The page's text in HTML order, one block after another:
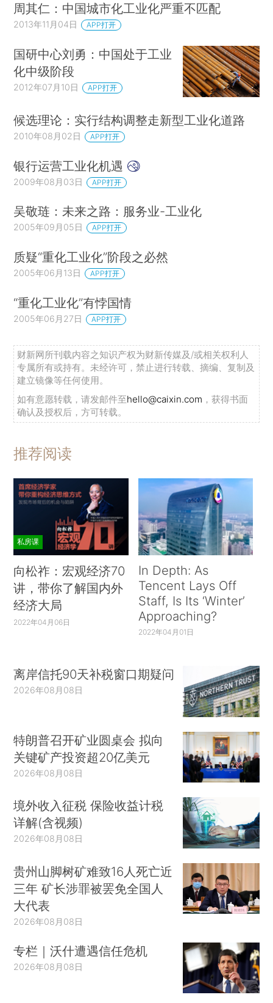
周其仁：中国城市化工业化严重不匹配
2013年11月04日 APP打开
国研中心刘勇：中国处于工业
化中级阶段
2012年07月10日 APP打开
候选理论：实行结构调整走新型工业化道路
2010年08月02日 APP打开
银行运营工业化机遇
2009年08月03日 APP打开
吴敬琏：未来之路：服务业-工业化
2005年09月05日 APP打开
质疑“重化工业化”阶段之必然
2005年06月13日 APP打开
“重化工业化”有悖国情
2005年06月27日 APP打开
财新网所刊载内容之知识产权为财新传媒及/或相关权利人
专属所有或持有。未经许可，禁止进行转载、摘编、复制及
建立镜像等任何使用。
如有意愿转载，请发邮件至hello@caixin.com ，获得书面
确认及授权后，方可转载。
推荐阅读
私房课
向松祚：宏观经济70
讲，带你了解国内外
经济大局
2022年04月06日
In Depth: As
Tencent Lays Off
Staff, Is Its ‘Winter’
Approaching?
2022年04月01日
离岸信托90天补税窗口期疑问
2026年08月08日
特朗普召开矿业圆桌会 拟向
关键矿产投资超20亿美元
2026年08月08日
境外收入征税 保险收益计税
详解(含视频)
2026年08月08日
贵州山脚树矿难致16人死亡近
三年 矿长涉罪被罢免全国人
大代表
2026年08月08日
专栏｜沃什遭遇信任危机
2026年08月08日